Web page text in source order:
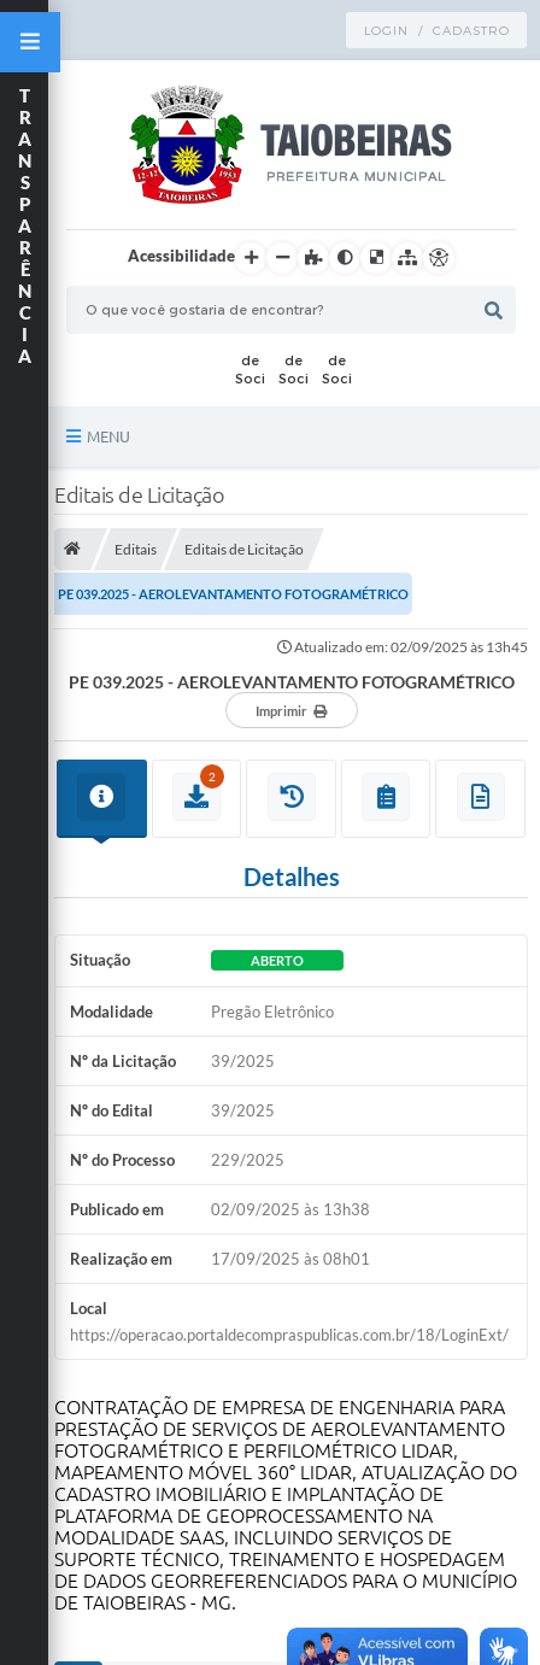
LOGIN / CADASTRO
Acessibilidade
MENU
Principal
A Nossa Cidade
Formulários
Conselho Tutelar.
Carta de Serviços
Obras
Emprega
Agenda
Serviços Online
Links
Telefones Úteis
Contato
Sala M. do Empreendedor
T
R
A
N
S
P
A
R
Ê
N
C
I
A
Editais de Licitação
Editais Editais de Licitação
PE 039.2025 - AEROLEVANTAMENTO FOTOGRAMÉTRICO
Atualizado em: 02/09/2025 às 13h45
PE 039.2025 - AEROLEVANTAMENTO FOTOGRAMÉTRICO
Imprimir
2
Detalhes
Situação ABERTO
Modalidade Pregão Eletrônico
Nº da Licitação 39/2025
Nº do Edital 39/2025
Nº do Processo 229/2025
Publicado em 02/09/2025 às 13h38
Realização em 17/09/2025 às 08h01
Local
https://operacao.portaldecompraspublicas.com.br/18/LoginExt/
CONTRATAÇÃO DE EMPRESA DE ENGENHARIA PARA
PRESTAÇÃO DE SERVIÇOS DE AEROLEVANTAMENTO
FOTOGRAMÉTRICO E PERFILOMÉTRICO LIDAR,
MAPEAMENTO MÓVEL 360° LIDAR, ATUALIZAÇÃO DO
CADASTRO IMOBILIÁRIO E IMPLANTAÇÃO DE
PLATAFORMA DE GEOPROCESSAMENTO NA
MODALIDADE SAAS, INCLUINDO SERVIÇOS DE
SUPORTE TÉCNICO, TREINAMENTO E HOSPEDAGEM
DE DADOS GEORREFERENCIADOS PARA O MUNICÍPIO
DE TAIOBEIRAS - MG.